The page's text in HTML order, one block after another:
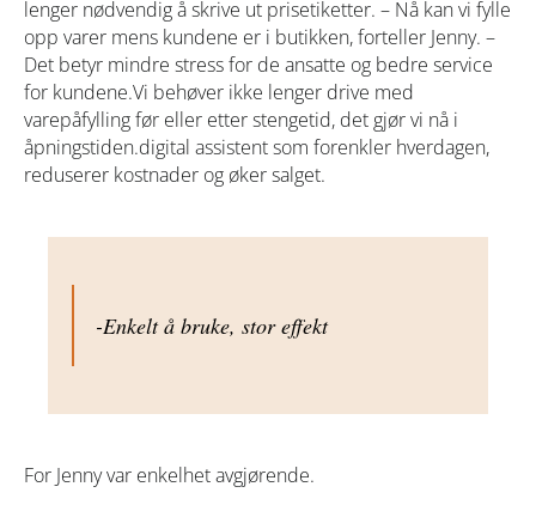
lenger nødvendig å skrive ut prisetiketter. – Nå kan vi fylle
opp varer mens kundene er i butikken, forteller Jenny. –
Det betyr mindre stress for de ansatte og bedre service
for kundene.Vi behøver ikke lenger drive med
varepåfylling før eller etter stengetid, det gjør vi nå i
åpningstiden.digital assistent som forenkler hverdagen,
reduserer kostnader og øker salget.
-Enkelt å bruke, stor effekt
For Jenny var enkelhet avgjørende.